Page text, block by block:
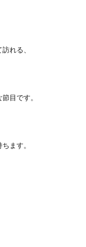
れる、
目です。
ます。